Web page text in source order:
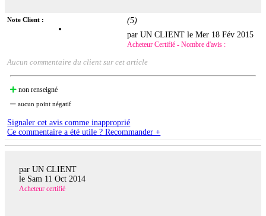
Note Client : (5)
par UN CLIENT leMer 18 Fév 2015
Acheteur Certifié - Nombre d'avis :
Aucun commentaire du client sur cet article
non renseigné
aucun point négatif
Signaler cet avis comme inapproprié
Ce commentaire a été utile ? Recommander +
par UN CLIENT
le Sam 11 Oct 2014
Acheteur certifié